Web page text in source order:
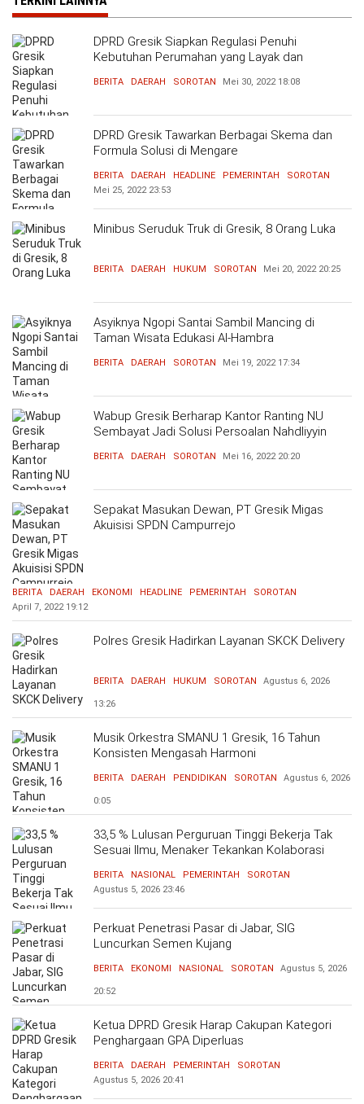
DPRD Gresik Siapkan Regulasi Penuhi
Kebutuhan Perumahan yang Layak dan
BERITA DAERAH SOROTAN Mei 30, 2022 18:08
DPRD Gresik Tawarkan Berbagai Skema dan
Formula Solusi di Mengare
BERITA DAERAH HEADLINE PEMERINTAH
SOROTAN
Mei 25, 2022 23:53
Minibus Seruduk Truk di Gresik, 8 Orang Luka
BERITA DAERAH HUKUM SOROTAN Mei 20, 2022 20:25
Asyiknya Ngopi Santai Sambil Mancing di
Taman Wisata Edukasi Al-Hambra
BERITA DAERAH SOROTAN Mei 19, 2022 17:34
Wabup Gresik Berharap Kantor Ranting NU
Sembayat Jadi Solusi Persoalan Nahdliyyin
BERITA DAERAH SOROTAN Mei 16, 2022 20:20
Sepakat Masukan Dewan, PT Gresik Migas
Akuisisi SPDN Campurrejo
BERITA DAERAH EKONOMI HEADLINE PEMERINTAH
SOROTAN
April 7, 2022 19:12
Polres Gresik Hadirkan Layanan SKCK Delivery
BERITA DAERAH HUKUM SOROTAN Agustus 6, 2026
13:26
Musik Orkestra SMANU 1 Gresik, 16 Tahun
Konsisten Mengasah Harmoni
BERITA DAERAH PENDIDIKAN SOROTAN Agustus 6, 2026
0:05
33,5 % Lulusan Perguruan Tinggi Bekerja Tak
Sesuai Ilmu, Menaker Tekankan Kolaborasi
BERITA NASIONAL PEMERINTAH
SOROTAN
Agustus 5, 2026 23:46
Perkuat Penetrasi Pasar di Jabar, SIG
Luncurkan Semen Kujang
BERITA EKONOMI NASIONAL SOROTAN Agustus 5, 2026
20:52
Ketua DPRD Gresik Harap Cakupan Kategori
Penghargaan GPA Diperluas
BERITA DAERAH PEMERINTAH
SOROTAN
Agustus 5, 2026 20:41